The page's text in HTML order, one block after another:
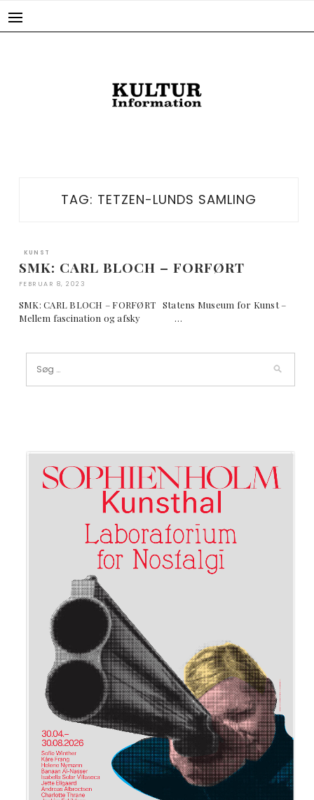
TAG: TETZEN-LUNDS SAMLING
KUNST
SMK: CARL BLOCH – FORFØRT
FEBRUAR 8, 2023
SMK: CARL BLOCH – FORFØRT Statens Museum for Kunst –
Mellem fascination og afsky …